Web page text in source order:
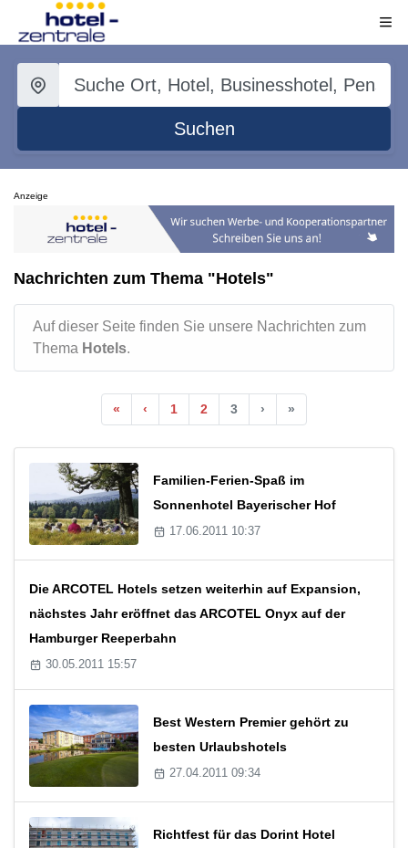
Suchen
Anzeige
Nachrichten zum Thema "Hotels"
Auf dieser Seite finden Sie unsere Nachrichten zum
Thema Hotels.
« ‹ 1 2 3 › »
Familien-Ferien-Spaß im
Sonnenhotel Bayerischer Hof
17.06.2011 10:37
Die ARCOTEL Hotels setzen weiterhin auf Expansion,
nächstes Jahr eröffnet das ARCOTEL Onyx auf der
Hamburger Reeperbahn
30.05.2011 15:57
Best Western Premier gehört zu
besten Urlaubshotels
27.04.2011 09:34
Richtfest für das Dorint Hotel